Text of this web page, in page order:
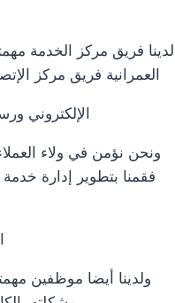
لدينا فريق مركز الخدمة
العمرانية فريق مركز
الإلكتروني
ونحن نؤمن في ولاء
فقمنا بتطوير إدارة
ولدينا أيضا موظفين